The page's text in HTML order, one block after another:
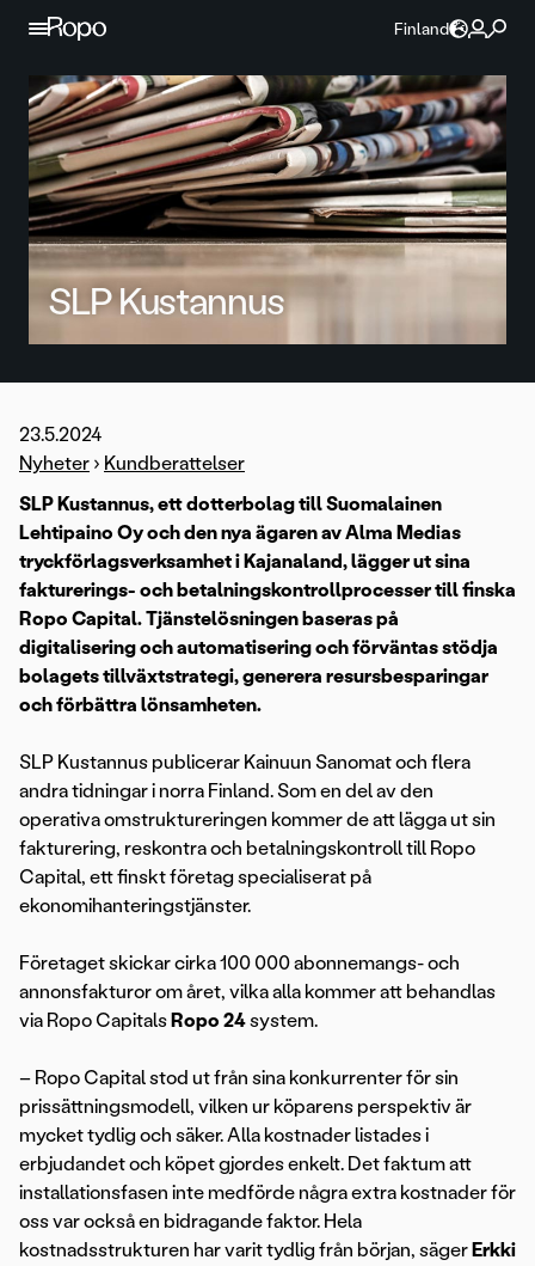
Hoppa till innehållet
Finland
SLP Kustannus
23.5.2024
Nyheter › Kundberattelser
SLP Kustannus, ett dotterbolag till Suomalainen
Lehtipaino Oy och den nya ägaren av Alma Medias
tryckförlagsverksamhet i Kajanaland, lägger ut sina
fakturerings- och betalningskontrollprocesser till finska
Ropo Capital. Tjänstelösningen baseras på
digitalisering och automatisering och förväntas stödja
bolagets tillväxtstrategi, generera resursbesparingar
och förbättra lönsamheten.
SLP Kustannus publicerar Kainuun Sanomat och flera
andra tidningar i norra Finland. Som en del av den
operativa omstruktureringen kommer de att lägga ut sin
fakturering, reskontra och betalningskontroll till Ropo
Capital, ett finskt företag specialiserat på
ekonomihanteringstjänster.
Företaget skickar cirka 100 000 abonnemangs- och
annonsfakturor om året, vilka alla kommer att behandlas
via Ropo Capitals Ropo 24system.
– Ropo Capital stod ut från sina konkurrenter för sin
prissättningsmodell, vilken ur köparens perspektiv är
mycket tydlig och säker. Alla kostnader listades i
erbjudandet och köpet gjordes enkelt. Det faktum att
installationsfasen inte medförde några extra kostnader för
oss var också en bidragande faktor. Hela
kostnadsstrukturen har varit tydlig från början, säger Erkki